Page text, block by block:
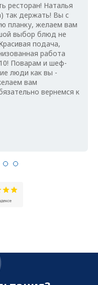
ресторан! Наталья
так держать! Вы с
планку, желаем вам
выбор блюд не
подача,
работа
Поварам и шеф-
люди как вы -
вам
вернемся к